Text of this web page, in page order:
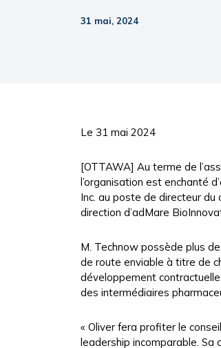
31 mai, 2024
Le 31 mai 2024
[OTTAWA] Au terme de
l’organisation est enchanté
Inc. au poste de directeur du
direction d’adMare
M. Technow possède plus
de route enviable à titre de
développement
des intermédiaires
« Oliver fera profiter le
leadership incomparable.